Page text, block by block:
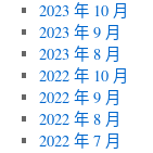
2023 年 10 月
2023 年 9 月
2023 年 8 月
2022 年 10 月
2022 年 9 月
2022 年 8 月
2022 年 7 月